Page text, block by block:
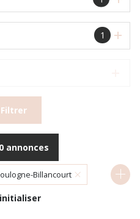
1
Filtrer
0annonces
Billancourt